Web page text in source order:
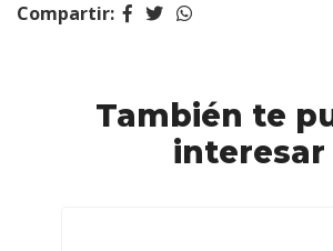
Compartir:
También te
interesar